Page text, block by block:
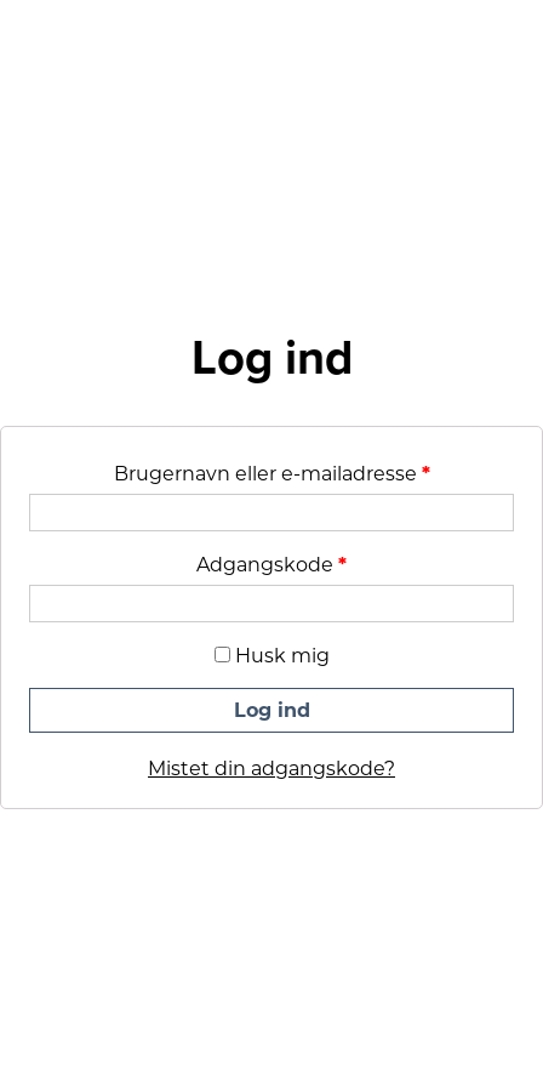
Log ind
Brugernavn eller e-mailadresse *
Adgangskode *
Husk mig
Log ind
Mistet din adgangskode?